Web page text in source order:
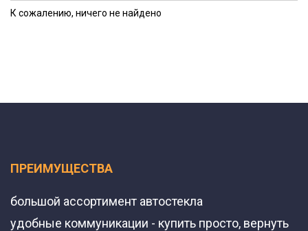
К сожалению, ничего не найдено
ПРЕИМУЩЕСТВА
большой ассортимент автостекла
удобные коммуникации - купить просто, вернуть